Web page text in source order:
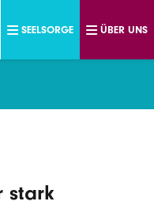
SEELSORGE ÜBER UNS
stark